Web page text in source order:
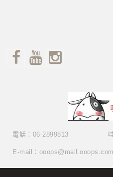
電話：06-2899813
E-mail：